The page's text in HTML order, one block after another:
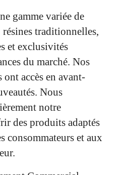
gamme variée de
résines traditionnelles,
et exclusivités
du marché. Nos
ont accès en avant-
Nous
notre
des produits adaptés
consommateurs et aux